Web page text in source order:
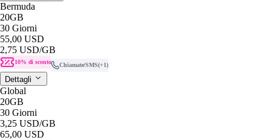
Bermuda
20GB
30 Giorni
55,00 USD
2,75 USD/GB
10% di sconto Chiamate/SMS(+1)
Dettagli
Global
20GB
30 Giorni
3,25 USD/GB
65,00 USD